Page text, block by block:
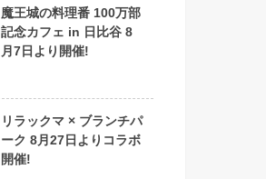
魔王城の料理番 100万部
記念カフェ in 日比谷 8
月7日より開催!
リラックマ × ブランチパ
ーク 8月27日よりコラボ
開催!